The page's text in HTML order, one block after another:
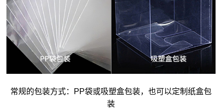
常规的包装方式：PP袋或吸塑盒包装，也可以定制纸盒包
装